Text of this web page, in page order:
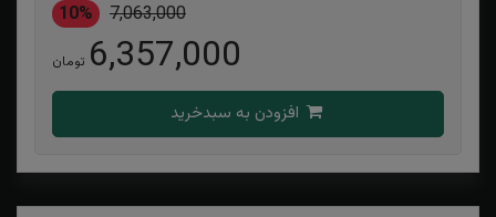
7,063,000
10%
6,357,000 تومان